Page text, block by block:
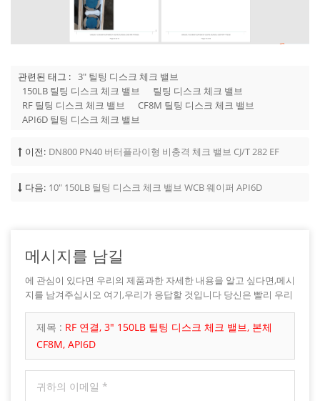
관련된 태그 : 3" 틸팅 디스크 체크 밸브
150LB 틸팅 디스크 체크 밸브
틸팅 디스크 체크 밸브
RF 틸팅 디스크 체크 밸브
CF8M 틸팅 디스크 체크 밸브
API6D 틸팅 디스크 체크 밸브
이전: DN800 PN40 버터플라이형 비충격 체크 밸브 CJ/T 282 EF
다음: 10" 150LB 틸팅 디스크 체크 밸브 WCB 웨이퍼 API6D
메시지를 남길
에 관심이 있다면 우리의 제품과한 자세한 내용을 알고 싶다면,메시
지를 남겨주십시오 여기,우리가 응답할 것입니다 당신은 빨리 우리
제목 : RF 연결, 3" 150LB 틸팅 디스크 체크 밸브, 본체
CF8M, API6D